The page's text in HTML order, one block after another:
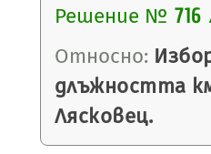
Решение № 716
Относно:
длъжността
Лясковец.